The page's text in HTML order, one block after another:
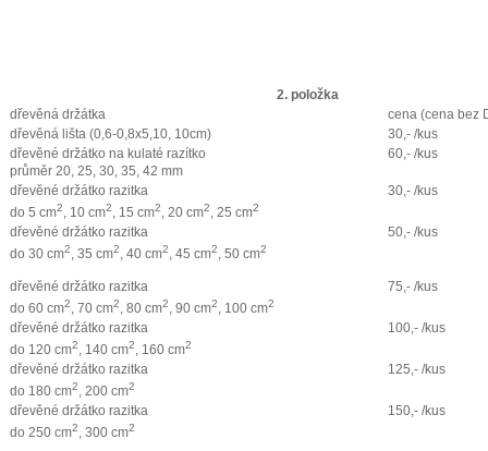
2. položka
dřevěná držátka
cena (cena bez
dřevěná lišta (0,6-0,8x5,10, 10cm)
30,- /kus
dřevěné držátko na kulaté razítko
průměr 20, 25, 30, 35, 42 mm
60,- /kus
dřevěné držátko razitka
do 5 cm2, 10 cm2, 15 cm2, 20 cm2, 25 cm2
30,- /kus
dřevěné držátko razitka
do 30 cm2, 35 cm2, 40 cm2, 45 cm2, 50 cm2
50,- /kus
dřevěné držátko razitka
do 60 cm2, 70 cm2, 80 cm2, 90 cm2, 100 cm2
75,- /kus
dřevěné držátko razitka
do 120 cm2, 140 cm2, 160 cm2
100,- /kus
dřevěné držátko razitka
do 180 cm2, 200 cm2
125,- /kus
dřevěné držátko razitka
do 250 cm2, 300 cm2
150,- /kus